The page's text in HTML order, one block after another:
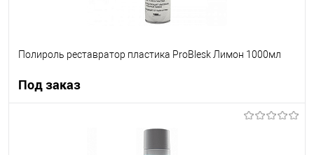
Полироль реставратор пластика ProBlesk Лимон 1000мл
Под заказ